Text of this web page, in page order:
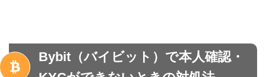
Bybit（バイビット）で本人確認・